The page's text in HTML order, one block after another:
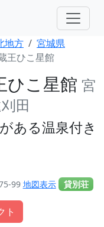
地方
宮城県
王ひこ星館
ひこ星館 宮
田
ある温泉付き
99 地図表示 貸別荘
ト